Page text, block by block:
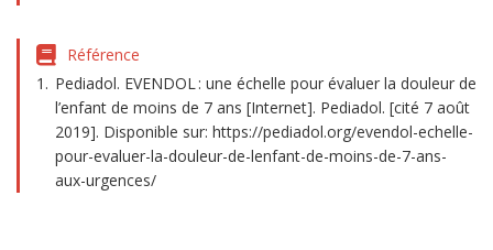
Référence
Pediadol. EVENDOL : une échelle pour évaluer la douleur de
l’enfant de moins de 7 ans [Internet]. Pediadol. [cité 7 août
2019]. Disponible sur: https://pediadol.org/evendol-echelle-
pour-evaluer-la-douleur-de-lenfant-de-moins-de-7-ans-
aux-urgences/